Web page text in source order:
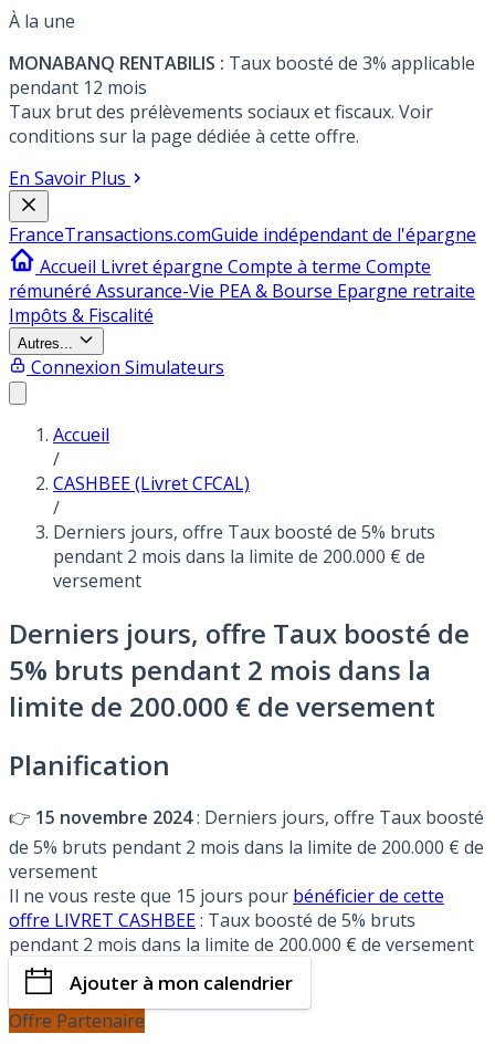
À la une
MONABANQ RENTABILIS : Taux boosté de 3% applicable
pendant 12 mois
Taux brut des prélèvements sociaux et fiscaux. Voir
conditions sur la page dédiée à cette offre.
En Savoir Plus
FranceTransactions.comGuide indépendant de l'épargne
Accueil Livret épargne Compte à terme Compte
rémunéré Assurance-Vie PEA & Bourse Epargne retraite
Impôts & Fiscalité
Autres...
Connexion Simulateurs
Accueil
/
CASHBEE (Livret CFCAL)
/
Derniers jours, offre Taux boosté de 5% bruts
pendant 2 mois dans la limite de 200.000 € de
versement
Derniers jours, offre Taux boosté de
5% bruts pendant 2 mois dans la
limite de 200.000 € de versement
Planification
👉 15 novembre 2024: Derniers jours, offre Taux boosté
de 5% bruts pendant 2 mois dans la limite de 200.000 € de
versement
Il ne vous reste que 15 jours pour bénéficier de cette
offre LIVRET CASHBEE: Taux boosté de 5% bruts
pendant 2 mois dans la limite de 200.000 € de versement
Ajouter à mon calendrier
Offre Partenaire